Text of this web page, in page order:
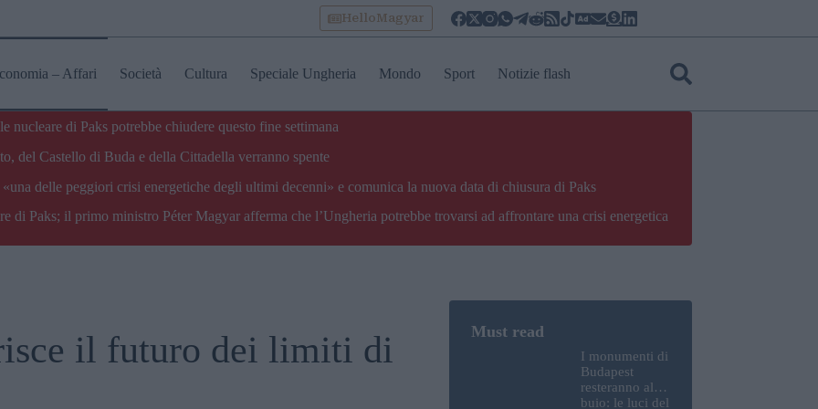
HelloMagyar
– Affari Società Cultura Speciale Ungheria Mondo Sport Notizie flash
nucleare di Paks potrebbe chiudere questo fine settimana
del Castello di Buda e della Cittadella verranno spente
delle peggiori crisi energetiche degli ultimi decenni» e comunica la nuova data di chiusura di Paks
di Paks; il primo ministro Péter Magyar afferma che l’Ungheria potrebbe trovarsi ad affrontare una crisi energetica
il futuro dei limiti di
I monumenti di
Budapest
resteranno al
buio: le luci del